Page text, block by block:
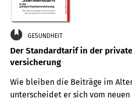
GESUNDHEIT
Der Standard­tarif in der
versicherung
Wie bleiben die Beiträge im
unterscheidet er sich vom